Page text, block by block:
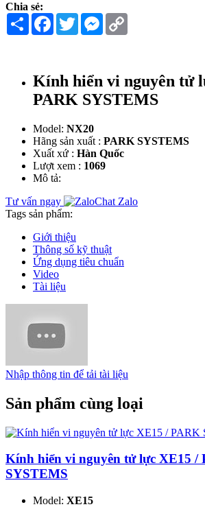
Chia sẻ:
Share Facebook
TwitterMessenger
Kính hiển vi nguyên tử
PARK SYSTEMS
Model: NX20
Hãng sản xuất : PARK SYSTEMS
Xuất xứ : Hàn Quốc
Lượt xem : 1069
Mô tả:
Tư vấn ngay
Chat Zalo
Tags sản phẩm:
Giới thiệu
Thông số kỹ thuật
Ứng dụng tiêu chuẩn
Video
Tài liệu
Nhập thông tin để tải tài liệu
Sản phẩm cùng loại
Kính hiển vi nguyên tử lực XE15 /
SYSTEMS
Model: XE15